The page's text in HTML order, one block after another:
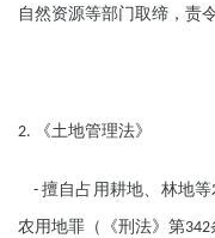
自然资源等部门取缔，责
2. 《土地管理法》
- 擅自占用耕地、林地
农用地罪（《刑法》第342